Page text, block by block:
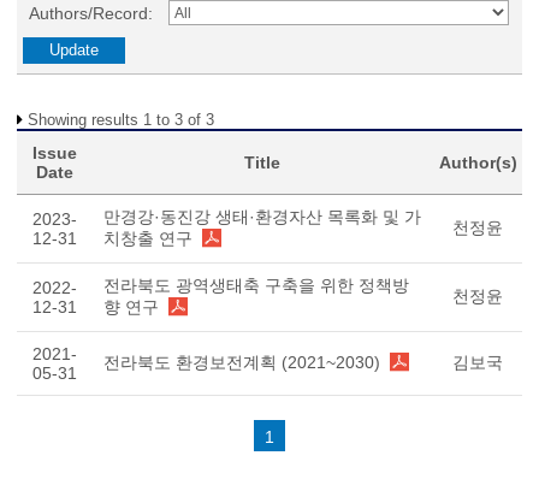
Authors/Record:
Showing results 1 to 3 of 3
Issue
Date
Title Author(s)
2023-
12-31
만경강·동진강 생태·환경자산 목록화 및 가
치창출 연구
천정윤
2022-
12-31
전라북도 광역생태축 구축을 위한 정책방
향 연구
천정윤
2021-
05-31
전라북도 환경보전계획 (2021~2030) 김보국
1